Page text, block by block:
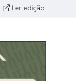
Ler edição